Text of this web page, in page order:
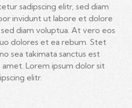
sadipscing elitr, sed diam
invidunt ut labore et dolore
diam voluptua. At vero eos
dolores et ea rebum. Stet
sea takimata sanctus est
Lorem ipsum dolor sit
elitr.